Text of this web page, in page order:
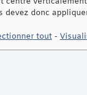
devez donc
tout -